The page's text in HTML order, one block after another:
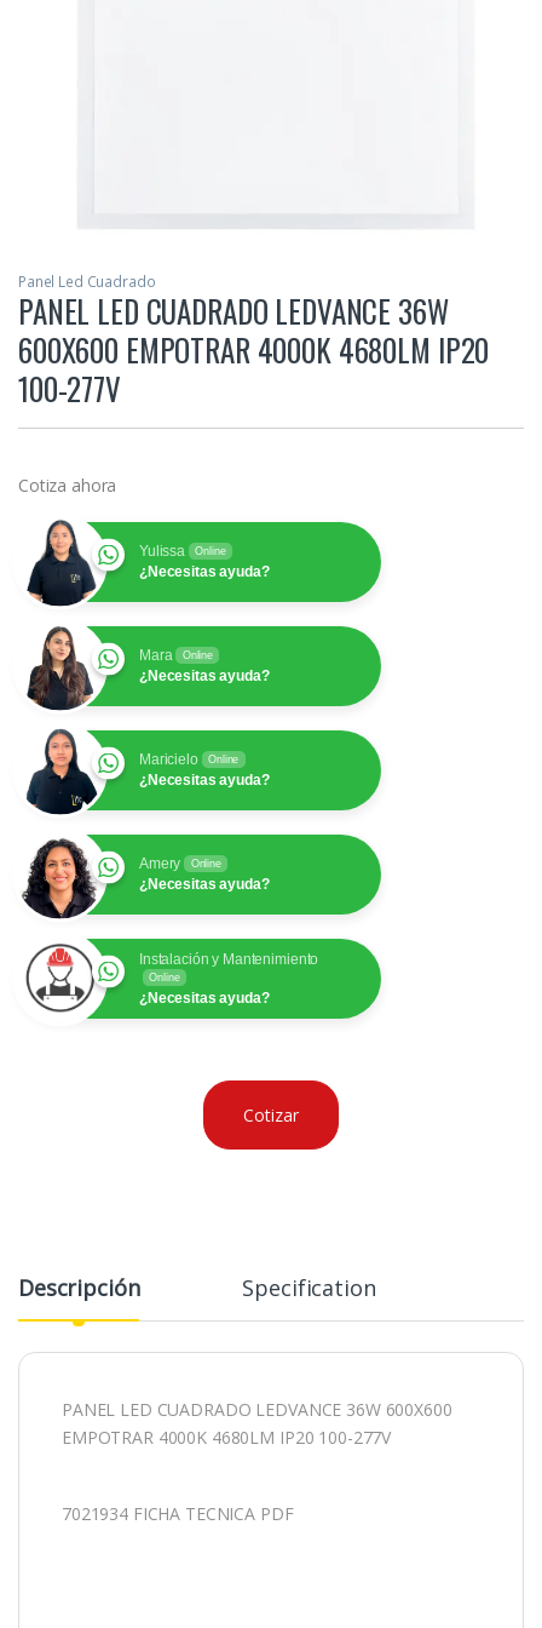
Panel Led Cuadrado
PANEL LED CUADRADO LEDVANCE 36W
600X600 EMPOTRAR 4000K 4680LM IP20
100-277V
Cotiza ahora
Yulissa Online
¿Necesitas ayuda?
Mara Online
¿Necesitas ayuda?
Maricielo Online
¿Necesitas ayuda?
Amery Online
¿Necesitas ayuda?
Instalación y Mantenimiento
Online
¿Necesitas ayuda?
Cotizar
Descripción Specification
PANEL LED CUADRADO LEDVANCE 36W 600X600
EMPOTRAR 4000K 4680LM IP20 100-277V
7021934 FICHA TECNICA PDF